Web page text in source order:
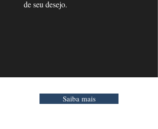
de seu desejo.
Saiba mais